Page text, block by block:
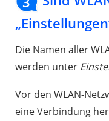
Die Namen aller
werden unter
Vor den WLAN-
eine Verbindung